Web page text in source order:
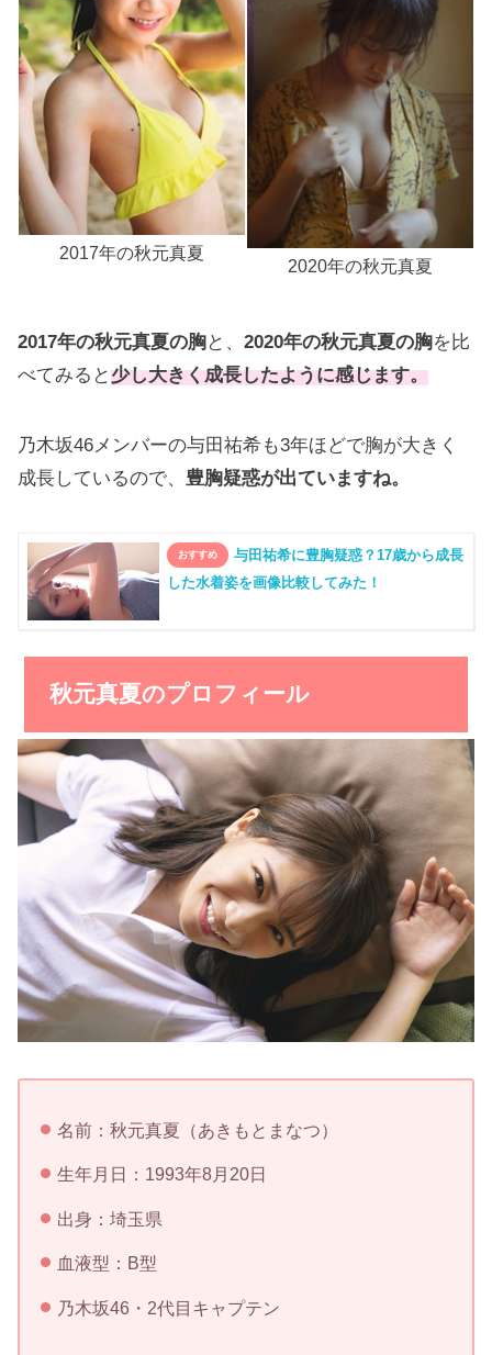
アイナ・ジ・エンドが歌上手い秘密とは
剛力彩芽と前澤友作が復縁する？
大野智の元カノが匂わせ再開してる？
ゆうこすの彼氏って元ぼくりりなの？
2017年の秋元真夏
2020年の秋元真夏
2017年の秋元真夏の胸と、2020年の秋元真夏の胸を比
べてみると少し大きく成長したように感じます。
乃木坂46メンバーの与田祐希も3年ほどで胸が大きく
成長しているので、豊胸疑惑が出ていますね。
与田祐希に豊胸疑惑？17歳から成長
した水着姿を画像比較してみた！
秋元真夏のプロフィール
名前：秋元真夏（あきもとまなつ）
生年月日：1993年8月20日
出身：埼玉県
血液型：B型
乃木坂46・2代目キャプテン